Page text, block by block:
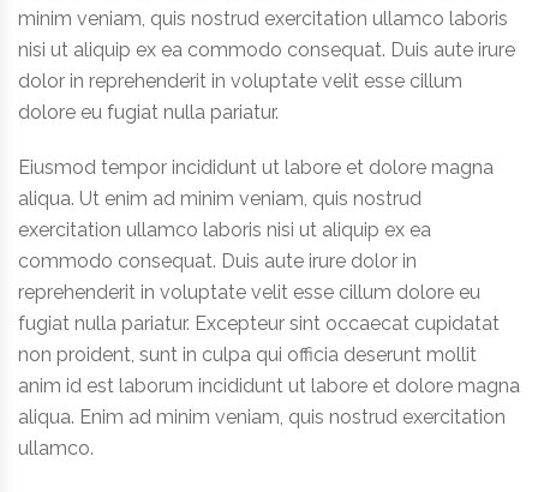
minim veniam, quis nostrud exercitation ullamco laboris
nisi ut aliquip ex ea commodo consequat. Duis aute irure
dolor in reprehenderit in voluptate velit esse cillum
dolore eu fugiat nulla pariatur.
Eiusmod tempor incididunt ut labore et dolore magna
aliqua. Ut enim ad minim veniam, quis nostrud
exercitation ullamco laboris nisi ut aliquip ex ea
commodo consequat. Duis aute irure dolor in
reprehenderit in voluptate velit esse cillum dolore eu
fugiat nulla pariatur. Excepteur sint occaecat cupidatat
non proident, sunt in culpa qui officia deserunt mollit
anim id est laborum incididunt ut labore et dolore magna
aliqua. Enim ad minim veniam, quis nostrud exercitation
ullamco.